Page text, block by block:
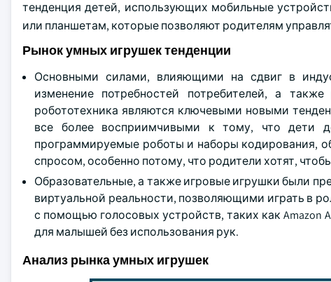
тенденция детей, использующих мобильные
или планшетам, которые позволяют родителям
Рынок умных игрушек тенденции
Основными силами, влияющими на сдвиг в
изменение потребностей потребителей, а
робототехника являются ключевыми новыми
все более восприимчивыми к тому, что дети
программируемые роботы и наборы кодирования,
спросом, особенно потому, что родители хотят,
Образовательные, а также игровые игрушки были
виртуальной реальности, позволяющими играть в
с помощью голосовых устройств, таких как Amazon
для малышей без использования рук.
Анализ рынка умных игрушек